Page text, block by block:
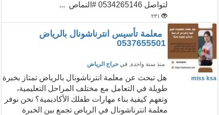
لتواصل 0534265146 #النماص ...
٢٣١
معلمة تأسيس انترناشونال بالرياض
0537655501
منذ سنة واحدة, في حراج الرياض
miss ksa
هل تبحث عن معلمة انترناشونال بالرياض تمتاز بخبرة
طويلة في التعامل مع مختلف المراحل التعليمية،
وتفهم كيفية بناء مهارات طفلك الأكاديمية؟ نحن نوفر
معلمة انترناشونال في الرياض تجمع بين الخبرة